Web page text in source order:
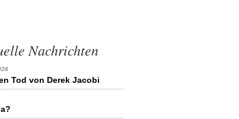
Nachrichten
Tod von Derek Jacobi